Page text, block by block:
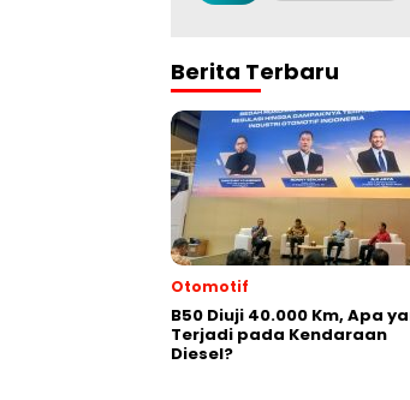
Berita Terbaru
Otomotif
B50 Diuji 40.000 Km, Apa
Terjadi pada Kendaraan
Diesel?